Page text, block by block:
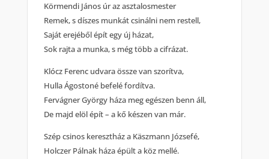
Körmendi János úr az asztalosmester
Remek, s díszes munkát csinálni nem restell,
Saját erejéből épít egy új házat,
Sok rajta a munka, s még több a cifrázat.
Klócz Ferenc udvara össze van szorítva,
Hulla Ágostoné befelé fordítva.
Fervágner György háza meg egészen benn áll,
De majd elöl épít – a kő készen van már.
Szép csinos keresztház a Käszmann Józsefé,
Holczer Pálnak háza épült a köz mellé.